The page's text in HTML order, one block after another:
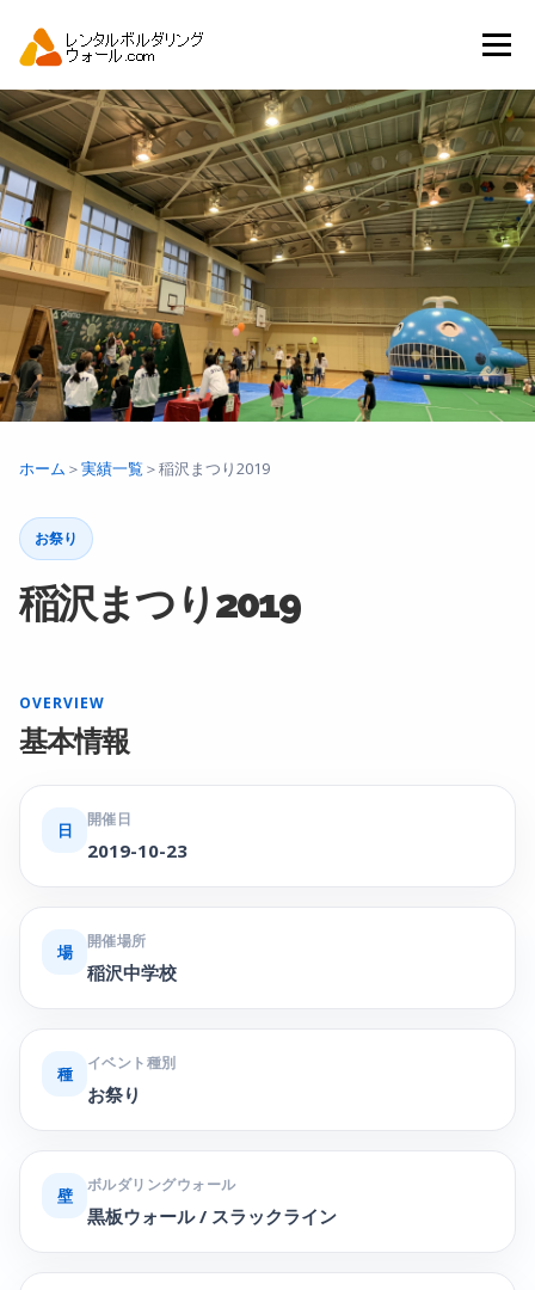
ツ
へ
ス
キ
ッ
プ
メニュー
トップ 自動見積り 商品一覧
アーバンスポーツイベント.JP
ホーム ＞実績一覧 ＞稲沢まつり2019
お祭り
稲沢まつり2019
OVERVIEW
基本情報
日
開催日
2019-10-23
場
開催場所
稲沢中学校
種
イベント種別
お祭り
壁
ボルダリングウォール
黒板ウォール / スラックライン